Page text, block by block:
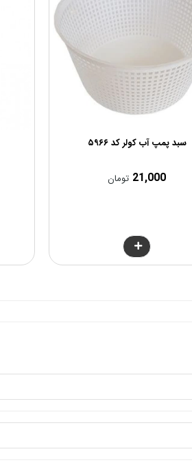
سبد پمپ آب کولر کد ۵۹۶۶
21,000 تومان